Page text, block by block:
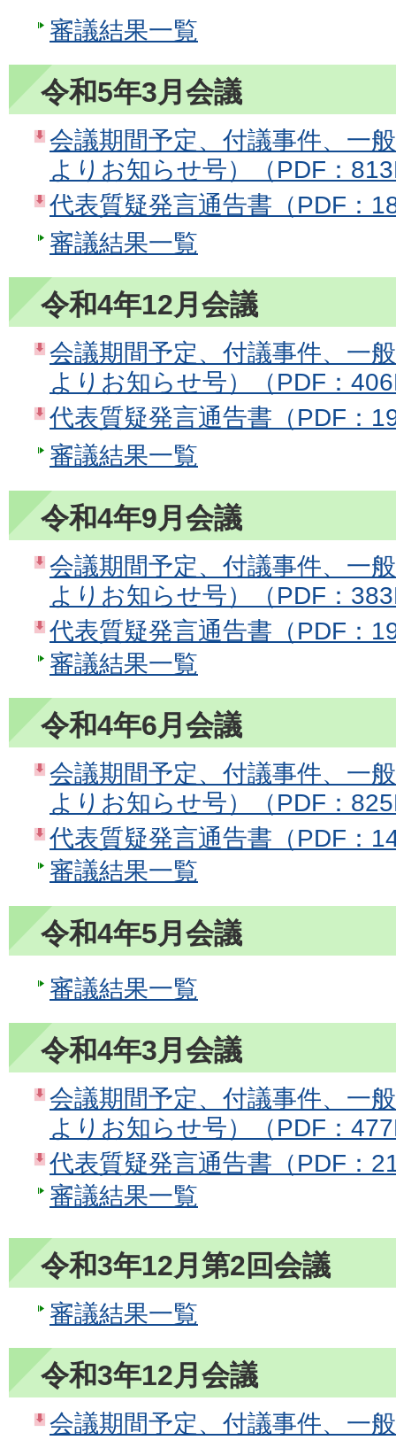
審議結果一覧
令和5年3月会議
会議期間予定、付議事件、一
よりお知らせ号）（PDF：
代表質疑発言通告書（PDF：
審議結果一覧
令和4年12月会議
会議期間予定、付議事件、一
よりお知らせ号）（PDF：
代表質疑発言通告書（PDF：
審議結果一覧
令和4年9月会議
会議期間予定、付議事件、一
よりお知らせ号）（PDF：
代表質疑発言通告書（PDF：
審議結果一覧
令和4年6月会議
会議期間予定、付議事件、一
よりお知らせ号）（PDF：
代表質疑発言通告書（PDF：
審議結果一覧
令和4年5月会議
審議結果一覧
令和4年3月会議
会議期間予定、付議事件、一
よりお知らせ号）（PDF：
代表質疑発言通告書（PDF：
審議結果一覧
令和3年12月第2回会議
審議結果一覧
令和3年12月会議
会議期間予定、付議事件、一